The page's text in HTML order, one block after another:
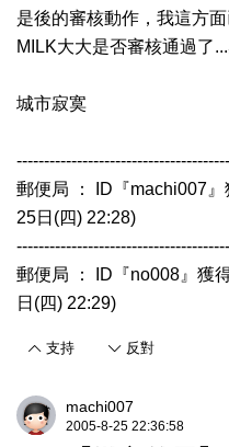
是後的審核動作，我這方
MILK大大是否審核通過了
城市寂寞
郵便局 ： ID『machi007
25日(四) 22:28)
郵便局 ： ID『no008』獲
日(四) 22:29)
支持 反對
machi007
2005-8-25 22:36:58